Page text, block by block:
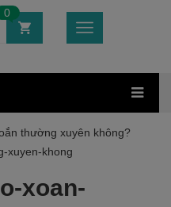
0
thường xuyên không?
xuyen-khong
xoan-